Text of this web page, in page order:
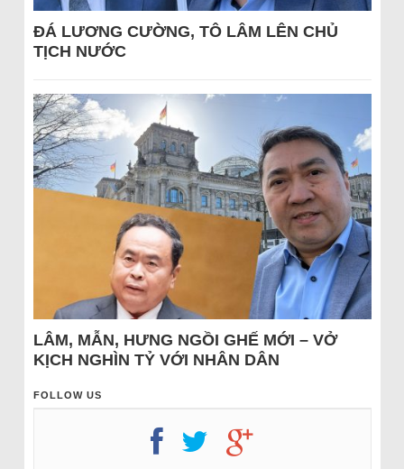
ĐÁ LƯƠNG CƯỜNG, TÔ LÂM LÊN CHỦ
TỊCH NƯỚC
LÂM, MẪN, HƯNG NGỒI GHẾ MỚI – VỞ
KỊCH NGHÌN TỶ VỚI NHÂN DÂN
FOLLOW US